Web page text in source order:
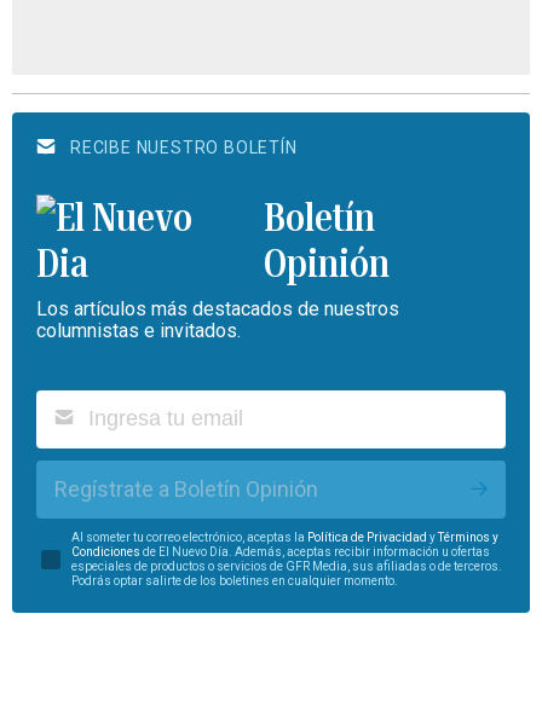
RECIBE NUESTRO BOLETÍN
Boletín
Opinión
Los artículos más destacados de nuestros
columnistas e invitados.
Regístrate a Boletín Opinión
Al someter tu correo electrónico, aceptas la Política de Privacidad yTérminos y
Condiciones de El Nuevo Día. Además, aceptas recibir información u ofertas
especiales de productos o servicios de GFR Media, sus afiliadas o de terceros.
Podrás optar salirte de los boletines en cualquier momento.